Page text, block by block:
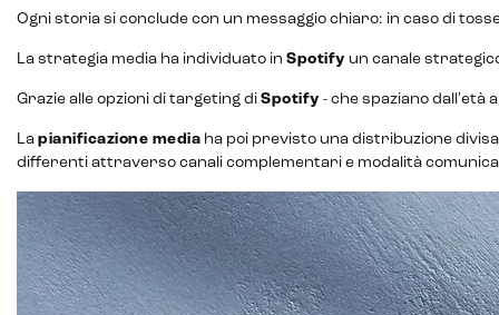
Intelligenza Artificiale e AR VR -
Metaverso
IoT (Internet of Things)
Ogni storia si conclude con un messaggio chiaro: in caso di
La strategia media ha individuato in Spotify un canale
Grazie alle opzioni di targeting di Spotify - che spaziano dall'età
La pianificazione media ha poi previsto una distribuzione
differenti attraverso canali complementari e modalità